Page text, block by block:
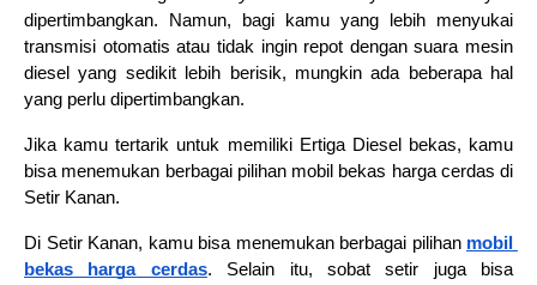
dipertimbangkan. Namun, bagi kamu yang lebih menyukai
transmisi otomatis atau tidak ingin repot dengan suara mesin
diesel yang sedikit lebih berisik, mungkin ada beberapa hal
yang perlu dipertimbangkan.
Jika kamu tertarik untuk memiliki Ertiga Diesel bekas, kamu
bisa menemukan berbagai pilihan mobil bekas harga cerdas di
Setir Kanan.
Di Setir Kanan, kamu bisa menemukan berbagai pilihan mobil
bekas harga cerdas. Selain itu, sobat setir juga bisa